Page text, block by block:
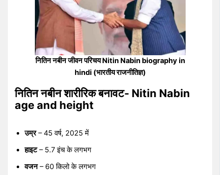
नितिन नबीन जीवन परिचय Nitin Nabin biography in
hindi (भारतीय राजनीतिज्ञ)
नितिन नबीन शारीरिक बनावट- Nitin Nabin
age and height
उम्र– 45 वर्ष, 2025 में
हाइट– 5.7 इंच के लगभग
वजन– 60 किलो के लगभग